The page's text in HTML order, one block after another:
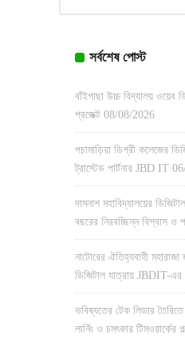
সর্বশেষ পোস্ট
বাঁইগাছা উচ্চ বিদ্যালয় ওয়েব
প্রজেক্ট 08/08/2026
পচামাড়িয়া ডিগ্রী কলেজের
ট্রাস্টেড পার্টনার JBD IT
দামনাশ মহাবিদ্যালয়ের
বছরের নিরবচ্ছিন্ন বিশ্বাস ও
নাটোরের ঐতিহ্যবাহী
ডিজিটাল যাত্রায় JBDIT-
ভবিষ্যতের টেক লিডার
লার্নিং ও চমৎকার টিমওয়ার্কের